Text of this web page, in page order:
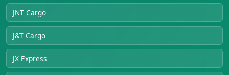
JNT Cargo
J&T Cargo
JX Express